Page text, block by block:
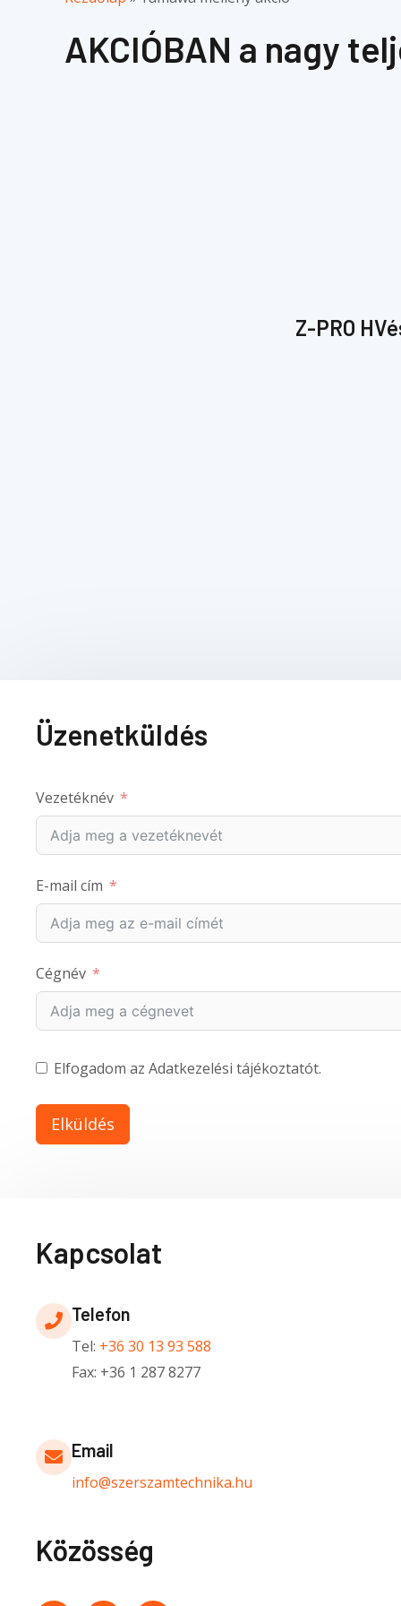
AKCIÓBAN a nagy
Z-PRO
Üzenetküldés
Vezetéknév
E-mail cím
Cégnév
Elfogadom az Adatkezelési tájékoztatót.
Elküldés
Kapcsolat
Telefon
Tel: +36 30 13 93 588
Fax: +36 1 287 8277
Email
info@szerszamtechnika.hu
Közösség